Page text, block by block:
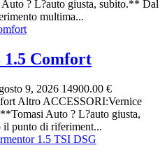
? L?auto giusta, subito.** Dal
multima...
Comfort
9, 2026 14900.00 €
Altro ACCESSORI:Vernice
Auto ? L?auto giusta,
punto di riferiment...